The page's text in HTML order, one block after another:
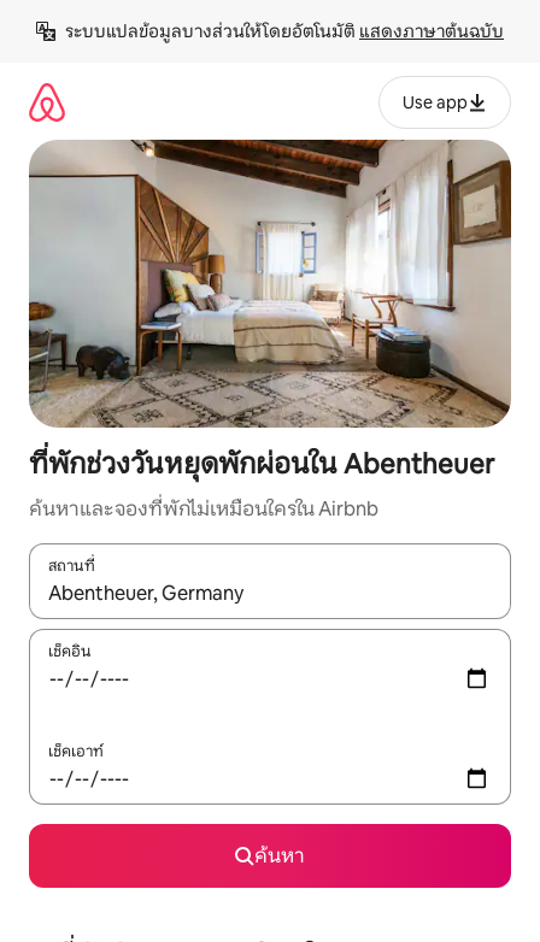
เนื้อหา
ระบบแปลข้อมูลบางส่วนให้โดยอัตโนมัติ แสดงภาษาต้นฉบับ
Use app
ที่พักช่วงวันหยุดพักผ่อนใน Abentheuer
ค้นหาและจองที่พักไม่เหมือนใครใน Airbnb
สถานที่
ใช้ลูกศรขึ้นลง หรือใช้การสัมผัสหรือปัด เพื่อสำรวจผลการค้นหา
เช็คอิน
เช็คเอาท์
ค้นหา